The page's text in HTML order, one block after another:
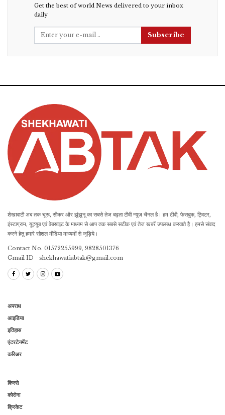
Get the best of world News delivered to your inbox
daily
Subscribe
शेखावाटी अब तक चूरू, सीकर और झुंझुनू का सबसे तेज बढ़ता टीवी न्यूज़ चैनल है। हम टीवी, फेसबुक, ट्विटर,
इंस्टाग्राम, यूट्यूब एवं वेबसाइट के माध्यम से आप तक सबसे सटीक एवं तेज खबरें उपलब्ध करवाते है। हमसे संवाद
करने हेतु हमारे सोशल मीडिया माध्यमों से जुड़िये।
Contact No. 01572255999, 9828501376
Gmail ID - shekhawatiabtak@gmail.com
अपराध
आइडिया
इतिहास
एंटरटेनमेंट
करिअर
किस्से
कोरोना
क्रिकेट